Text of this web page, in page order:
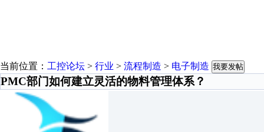
当前位置： 工控论坛 > 行业 > 流程制造 > 电子制造 我要发帖
PMC部门如何建立灵活的物料管理体系？